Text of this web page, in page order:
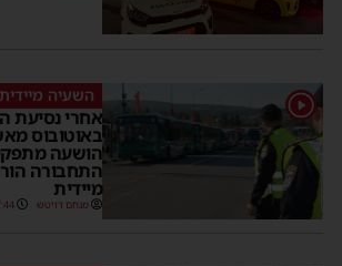
1 השעיה מיידית
אחרי נסיעת
באוטובוס
הושעה
התחבורה
מיידית
מנחם דויטש